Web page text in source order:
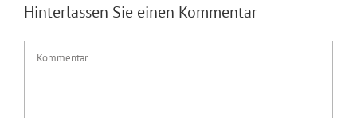
Hinterlassen Sie einen Kommentar